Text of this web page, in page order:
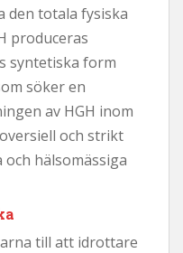
den totala fysiska
produceras
syntetiska form
söker en
av HGH inom
och strikt
hälsomässiga
till att idrottare